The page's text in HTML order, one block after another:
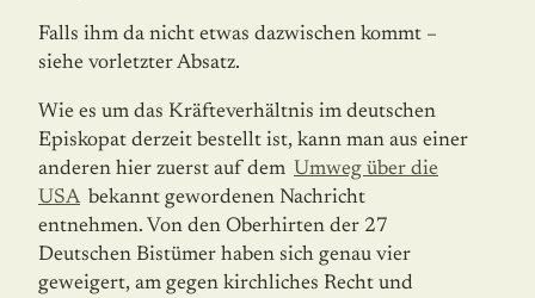
Falls ihm da nicht etwas dazwischen kommt –
siehe vorletzter Absatz.
Wie es um das Kräfteverhältnis im deutschen
Episkopat derzeit bestellt ist, kann man aus einer
anderen hier zuerst auf dem Umweg über die
USA bekannt gewordenen Nachricht
entnehmen. Von den Oberhirten der 27
Deutschen Bistümer haben sich genau vier
geweigert, am gegen kirchliches Recht und